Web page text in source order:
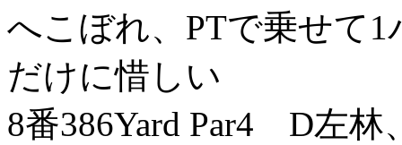
へこぼれ、PTで乗せて
だけに惜しい
8番386Yard Par4 D左林